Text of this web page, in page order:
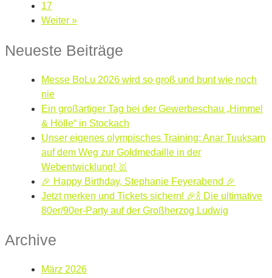
17
Weiter »
Neueste Beiträge
Messe BoLu 2026 wird so groß und bunt wie noch
nie
Ein großartiger Tag bei der Gewerbeschau „Himmel
& Hölle“ in Stockach
Unser eigenes olympisches Training: Anar Tuuksam
auf dem Weg zur Goldmedaille in der
Webentwicklung! 🥇
🎉 Happy Birthday, Stephanie Feyerabend 🎉
Jetzt merken und Tickets sichern! 🎉🍾 Die ultimative
80er/90er-Party auf der Großherzog Ludwig
Archive
März 2026